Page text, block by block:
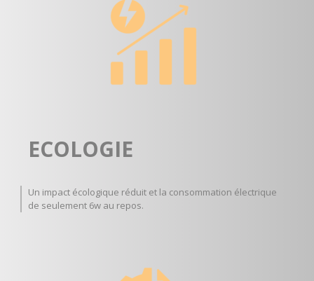
ECOLOGIE
Un impact écologique réduit et la consommation électrique
de seulement 6w au repos.